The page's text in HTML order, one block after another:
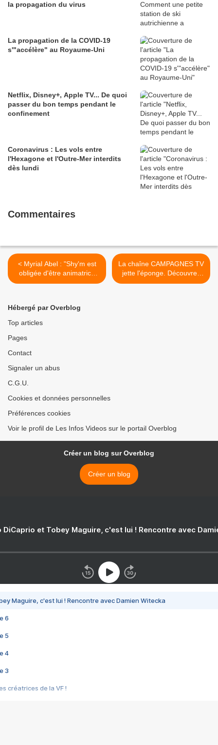
la propagation du virus
La propagation de la COVID-19
s'"accélère" au Royaume-Uni
Netflix, Disney+, Apple TV... De quoi
passer du bon temps pendant le
confinement
Coronavirus : Les vols entre
l'Hexagone et l'Outre-Mer interdits
dès lundi
Commentaires
< Myrial Abel : "Shy'm est
obligée d'être animatrice
parce qu'elle ne vend plus
La chaîne CAMPAGNES TV
jette l'éponge. Découvrez
les dernières minutes de la
Hébergé par Overblog
Top articles
Pages
Contact
Signaler un abus
C.G.U.
Cookies et données personnelles
Préférences cookies
Voir le profil de Les Infos Videos sur le portail Overblog
Créer un blog sur Overblog
Créer un blog
DiCaprio et Tobey Maguire, c'est lui ! Rencontre avec
Maguire, c'est lui ! Rencontre avec Damien Witecka
6
5
4
3
créatrices de la VF !